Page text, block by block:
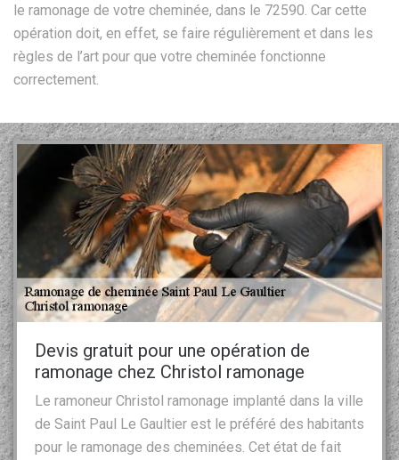
le ramonage de votre cheminée, dans le 72590. Car cette
opération doit, en effet, se faire régulièrement et dans les
règles de l’art pour que votre cheminée fonctionne
correctement.
Devis gratuit pour une opération de
ramonage chez Christol ramonage
Le ramoneur Christol ramonage implanté dans la ville
de Saint Paul Le Gaultier est le préféré des habitants
pour le ramonage des cheminées. Cet état de fait